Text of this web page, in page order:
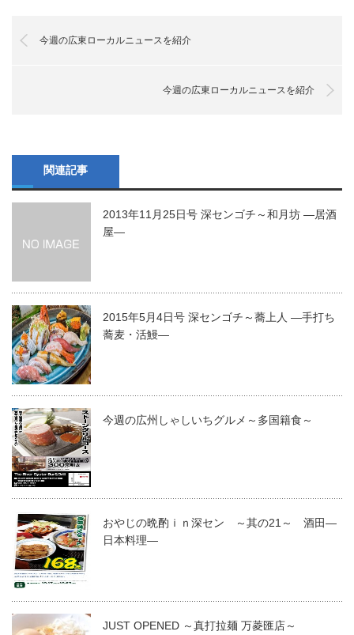
今週の広東ローカルニュースを紹介
今週の広東ローカルニュースを紹介
関連記事
2013年11月25日号 深センゴチ～和月坊 ―居酒
屋―
2015年5月4日号 深センゴチ～蕎上人 ―手打ち
蕎麦・活鰻―
今週の広州しゃしいちグルメ～多国籍食～
おやじの晩酌ｉｎ深セン ～其の21～ 酒田―
日本料理―
JUST OPENED ～真打拉麺 万菱匯店～